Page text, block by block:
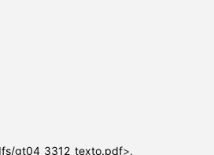
gt04_3312_texto.pdf>.